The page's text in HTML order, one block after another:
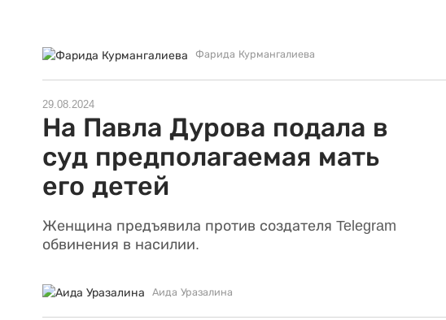
Фарида Курмангалиева
29.08.2024
На Павла Дурова подала в
суд предполагаемая мать
его детей
Женщина предъявила против создателя Telegram
обвинения в насилии.
Аида Уразалина